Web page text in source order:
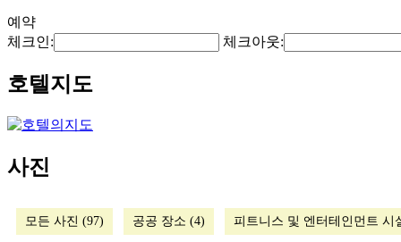
예약
체크인:
체크아웃:
호텔지도
사진
모든 사진 (97) 공공 장소 (4) 피트니스 및 엔터테인먼트 시